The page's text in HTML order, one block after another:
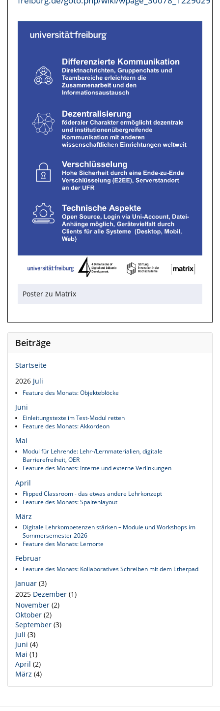
Poster zu Matrix
Beiträge
Startseite
2026 Juli
Feature des Monats: Objekteblöcke
Juni
Einleitungstexte im Test-Modul retten
Feature des Monats: Akkordeon
Mai
Modul für Lehrende: Lehr-/Lernmaterialien, digitale
Barrierefreiheit, OER
Feature des Monats: Interne und externe Verlinkungen
April
Flipped Classroom - das etwas andere Lehrkonzept
Feature des Monats: Spaltenlayout
März
Digitale Lehrkompetenzen stärken – Module und Workshops im
Sommersemester 2026
Feature des Monats: Lernorte
Februar
Feature des Monats: Kollaboratives Schreiben mit dem Etherpad
Januar (3)
2025 Dezember (1)
November (2)
Oktober (2)
September (3)
Juli (3)
Juni (4)
Mai (1)
April (2)
März (4)